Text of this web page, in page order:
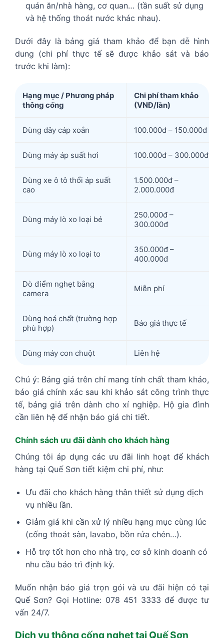
quán ăn/nhà hàng, cơ quan… (tần suất sử dụng
và hệ thống thoát nước khác nhau).
Dưới đây là bảng giá tham khảo để bạn dễ hình
dung (chi phí thực tế sẽ được khảo sát và báo
trước khi làm):
Hạng mục / Phương pháp
thông cống
Chi phí tham khảo
(VNĐ/lần)
Dùng dây cáp xoắn 100.000đ – 150.000đ
Dùng máy áp suất hơi 100.000đ – 300.000đ
Dùng xe ô tô thổi áp suất
cao
1.500.000đ –
2.000.000đ
Dùng máy lò xo loại bé
250.000đ –
300.000đ
Dùng máy lò xo loại to
350.000đ –
400.000đ
Dò điểm nghẹt bằng
camera
Miễn phí
Dùng hoá chất (trường hợp
phù hợp)
Báo giá thực tế
Dùng máy con chuột Liên hệ
Chú ý: Bảng giá trên chỉ mang tính chất tham khảo,
báo giá chính xác sau khi khảo sát công trình thực
tế, bảng giá trên dành cho xí nghiệp. Hộ gia đình
cần liên hệ để nhận báo giá chi tiết.
Chính sách ưu đãi dành cho khách hàng
Chúng tôi áp dụng các ưu đãi linh hoạt để khách
hàng tại Quế Sơn tiết kiệm chi phí, như:
Ưu đãi cho khách hàng thân thiết sử dụng dịch
vụ nhiều lần.
Giảm giá khi cần xử lý nhiều hạng mục cùng lúc
(cống thoát sàn, lavabo, bồn rửa chén…).
Hỗ trợ tốt hơn cho nhà trọ, cơ sở kinh doanh có
nhu cầu bảo trì định kỳ.
Muốn nhận báo giá trọn gói và ưu đãi hiện có tại
Quế Sơn? Gọi Hotline: 078 451 3333 để được tư
vấn 24/7.
Dịch vụ thông cống nghẹt tại Quế Sơn